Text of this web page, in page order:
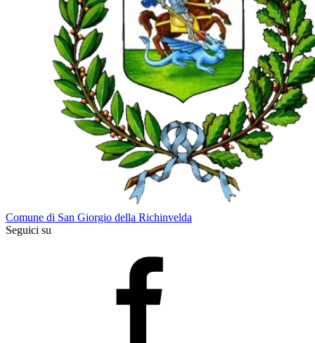
Comune di San Giorgio della Richinvelda
Seguici su